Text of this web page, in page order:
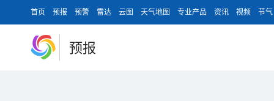
首页 预报 预警 雷达 云图 天气地图 专业产品 资讯 视频 节气
预报